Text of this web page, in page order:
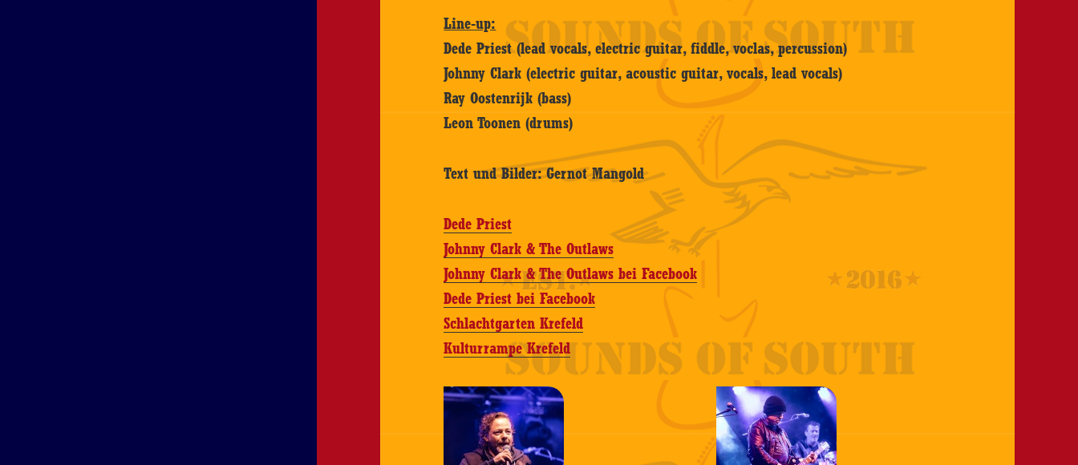
Line-up:
Dede Priest (lead vocals, electric guitar, fiddle, voclas, percussion)
Johnny Clark (electric guitar, acoustic guitar, vocals, lead vocals)
Ray Oostenrijk (bass)
Leon Toonen (drums)
Text und Bilder: Gernot Mangold
Dede Priest
Johnny Clark & The Outlaws
Johnny Clark & The Outlaws bei Facebook
Dede Priest bei Facebook
Schlachtgarten Krefeld
Kulturrampe Krefeld